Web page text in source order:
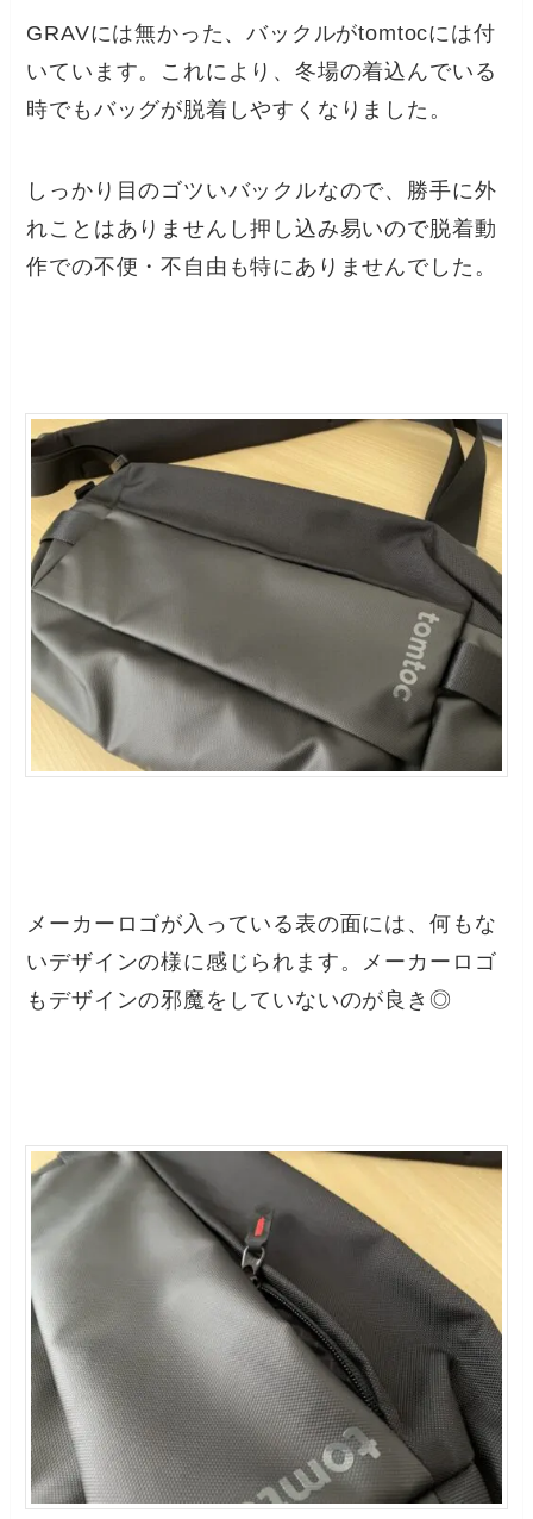
GRAVには無かった、バックルがtomtocには付
いています。これにより、冬場の着込んでいる
時でもバッグが脱着しやすくなりました。
しっかり目のゴツいバックルなので、勝手に外
れことはありませんし押し込み易いので脱着動
作での不便・不自由も特にありませんでした。
メーカーロゴが入っている表の面には、何もな
いデザインの様に感じられます。メーカーロゴ
もデザインの邪魔をしていないのが良き◎